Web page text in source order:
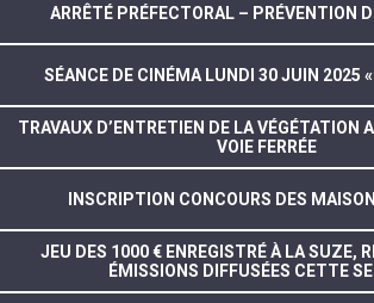
ARRÊTÉ PRÉFECTORAL – PRÉVENTION
SÉANCE DE CINÉMA LUNDI 30 JUIN 2025
TRAVAUX D’ENTRETIEN DE LA VÉGÉTATION
VOIE FERRÉE
INSCRIPTION CONCOURS DES
JEU DES 1000 € ENREGISTRÉ À LA SUZE,
ÉMISSIONS DIFFUSÉES CETTE